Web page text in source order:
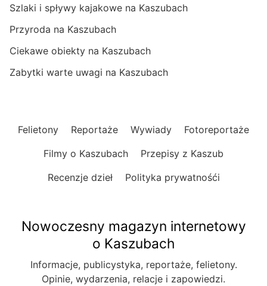
Szlaki i spływy kajakowe na Kaszubach
Przyroda na Kaszubach
Ciekawe obiekty na Kaszubach
Zabytki warte uwagi na Kaszubach
Felietony Reportaże Wywiady
Fotoreportaże
Filmy o Kaszubach
Przepisy z Kaszub
Recenzje dzieł
Polityka prywatnośći
Nowoczesny magazyn internetowy
o Kaszubach
Informacje, publicystyka, reportaże, felietony.
Opinie, wydarzenia, relacje i zapowiedzi.